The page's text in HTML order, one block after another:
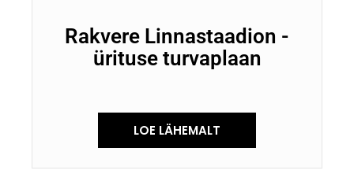
Rakvere Linnastaadion -
ürituse turvaplaan
LOE LÄHEMALT